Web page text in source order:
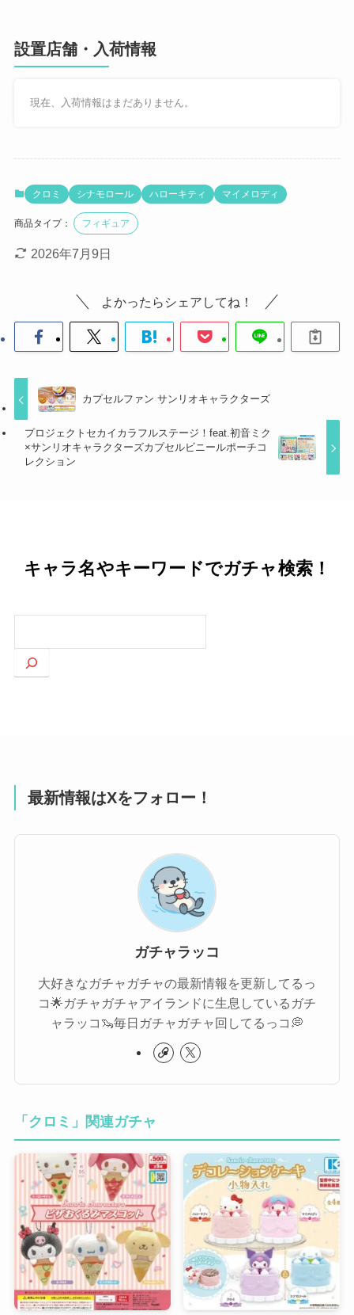
設置店舗・入荷情報
現在、入荷情報はまだありません。
クロミ シナモロール ハローキティ マイメロディ
商品タイプ： フィギュア
2026年7月9日
よかったらシェアしてね！
カプセルファン サンリオキャラクターズ
プロジェクトセカイカラフルステージ！feat.初音ミク
×サンリオキャラクターズカプセルビニールポーチコ
レクション
キャラ名やキーワードでガチャ検索！
索
最新情報はXをフォロー！
ガチャラッコ
大好きなガチャガチャの最新情報を更新してるっ
コ🌟ガチャガチャアイランドに生息しているガチ
ャラッコ🦦毎日ガチャガチャ回してるっコ💭
「クロミ」関連ガチャ